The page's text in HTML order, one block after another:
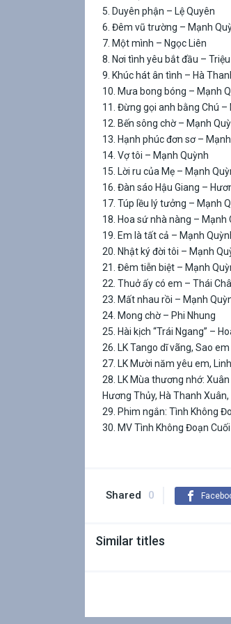
5. Duyên phận – Lệ Quyên
6. Đêm vũ trường – Mạnh
7. Một mình – Ngọc Liên
8. Nơi tình yêu bắt đầu –
9. Khúc hát ân tình – Hà
10. Mưa bong bóng – Mạnh
11. Đừng gọi anh bằng Chú –
12. Bến sông chờ – Mạnh
13. Hạnh phúc đơn sơ –
14. Vợ tôi – Mạnh Quỳnh
15. Lời ru của Mẹ – Mạnh
16. Đàn sáo Hậu Giang –
17. Túp lều lý tưởng – Mạnh
18. Hoa sứ nhà nàng – Mạnh
19. Em là tất cả – Mạnh
20. Nhật ký đời tôi – Mạnh
21. Đêm tiễn biệt – Mạnh
22. Thuở ấy có em – Thái
23. Mất nhau rồi – Mạnh
24. Mong chờ – Phi Nhung
25. Hài kịch “Trái Ngang” –
26. LK Tango dĩ vãng, Sao
27. LK Mười năm yêu em,
28. LK Mùa thương nhớ:
Hương Thủy, Hà Thanh Xuân,
29. Phim ngắn: Tình Không
30. MV Tình Không Đoạn
Shared 0
Similar titles